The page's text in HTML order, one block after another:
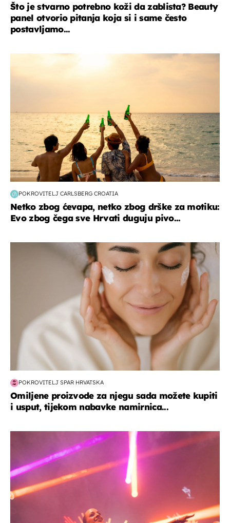
Što je stvarno potrebno koži da zablista? Beauty
panel otvorio pitanja koja si i same često
postavljamo...
POKROVITELJ CARLSBERG CROATIA
Netko zbog ćevapa, netko zbog drške za motiku:
Evo zbog čega sve Hrvati duguju pivo...
moda & ljepota
POKROVITELJ SPAR HRVATSKA
Omiljene proizvode za njegu sada možete kupiti
i usput, tijekom nabavke namirnica...